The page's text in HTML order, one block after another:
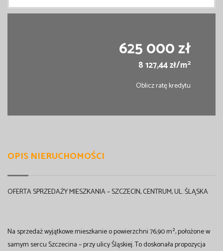
625 000 zł
8 127,44 zł/m2
Oblicz ratę kredytu
OPIS NIERUCHOMOŚCI
OFERTA SPRZEDAŻY MIESZKANIA – SZCZECIN, CENTRUM, UL. ŚLĄSKA
Na sprzedaż wyjątkowe mieszkanie o powierzchni 76,90 m², położone w
samym sercu Szczecina – przy ulicy Śląskiej. To doskonała propozycja